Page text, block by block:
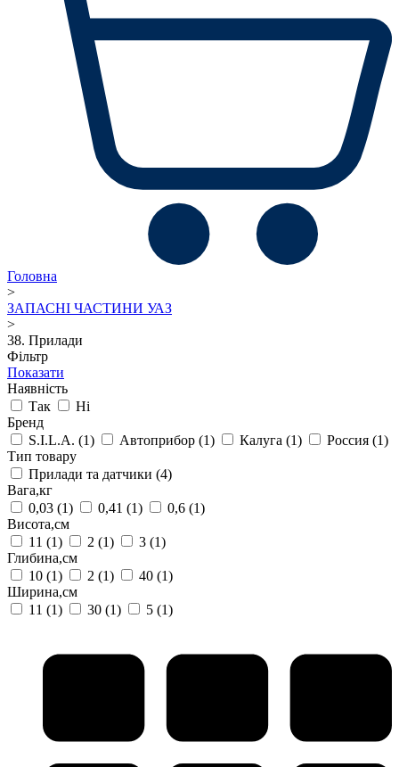
Головна
>
ЗАПАСНІ ЧАСТИНИ УАЗ
>
38. Прилади
Фільтр
Показати
Наявність
Так
Ні
Бренд
S.I.L.A. (1) Автоприбор (1) Калуга (1) Россия (1)
Тип товару
Прилади та датчики (4)
Вага,кг
0,03 (1) 0,41 (1) 0,6 (1)
Висота,см
11 (1) 2 (1) 3 (1)
Глибина,см
10 (1) 2 (1) 40 (1)
Ширина,см
11 (1) 30 (1) 5 (1)